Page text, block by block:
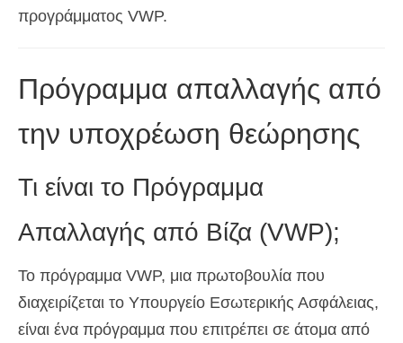
προγράμματος VWP.
Πρόγραμμα απαλλαγής από
την υποχρέωση θεώρησης
Τι είναι το Πρόγραμμα
Απαλλαγής από Βίζα (VWP);
Το πρόγραμμα VWP, μια πρωτοβουλία που
διαχειρίζεται το Υπουργείο Εσωτερικής Ασφάλειας,
είναι ένα πρόγραμμα που επιτρέπει σε άτομα από